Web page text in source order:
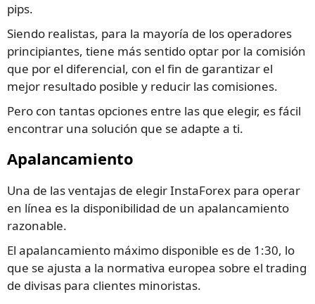
pips.
Siendo realistas, para la mayoría de los operadores
principiantes, tiene más sentido optar por la comisión
que por el diferencial, con el fin de garantizar el
mejor resultado posible y reducir las comisiones.
Pero con tantas opciones entre las que elegir, es fácil
encontrar una solución que se adapte a ti.
Apalancamiento
Una de las ventajas de elegir InstaForex para operar
en línea es la disponibilidad de un apalancamiento
razonable.
El apalancamiento máximo disponible es de 1:30, lo
que se ajusta a la normativa europea sobre el trading
de divisas para clientes minoristas.